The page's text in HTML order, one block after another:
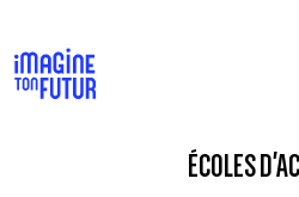
ÉCOLES